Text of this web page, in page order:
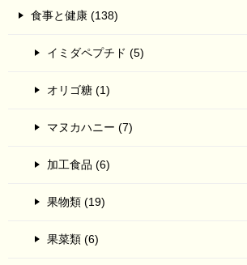
食事と健康 (138)
イミダペプチド (5)
オリゴ糖 (1)
マヌカハニー (7)
加工食品 (6)
果物類 (19)
果菜類 (6)